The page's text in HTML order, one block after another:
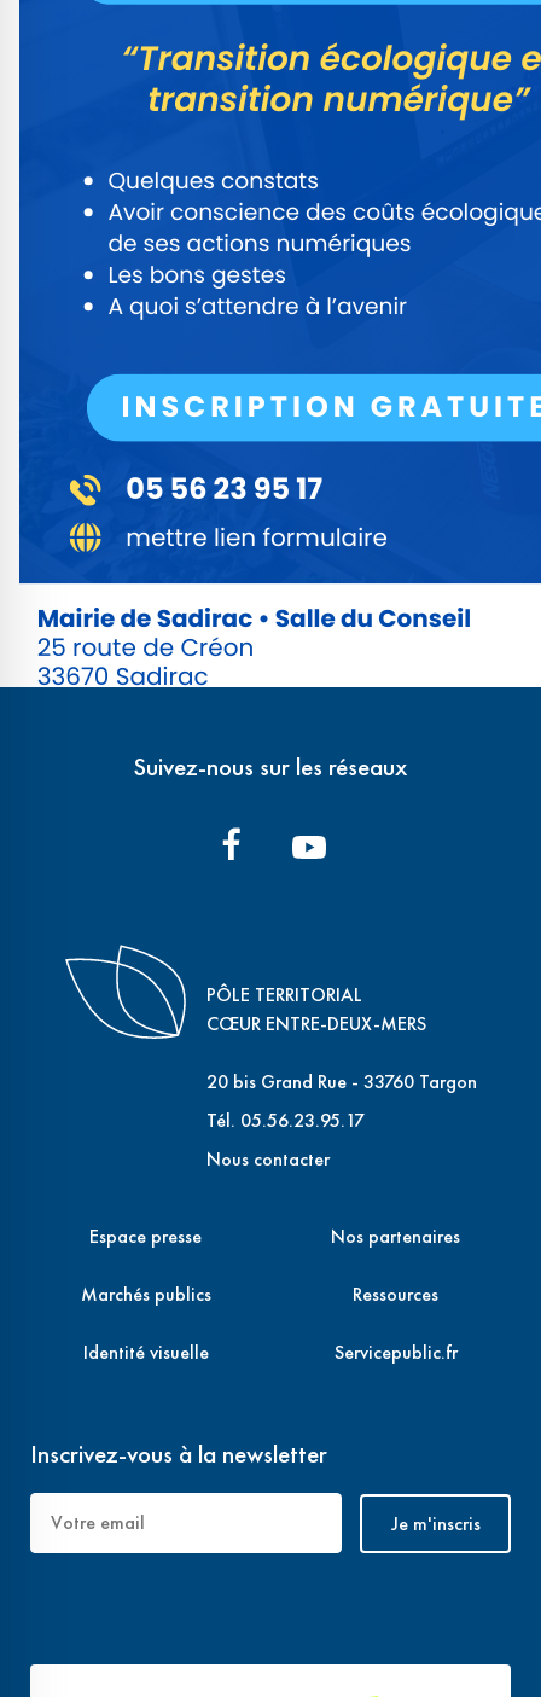
Suivez-nous sur les réseaux
PÔLE TERRITORIAL
CŒUR ENTRE-DEUX-MERS
20 bis Grand Rue - 33760 Targon
Tél. 05.56.23.95.17
Nous contacter
Espace presse
Marchés publics
Identité visuelle
Nos partenaires
Ressources
Servicepublic.fr
Inscrivez-vous à la newsletter